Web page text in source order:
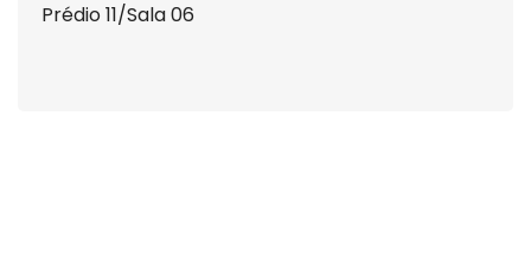
Prédio 11/Sala 06